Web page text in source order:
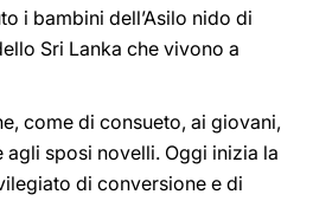
i bambini dell’Asilo nido di
Sri Lanka che vivono a
come di consueto, ai giovani,
agli sposi novelli. Oggi inizia la
di conversione e di